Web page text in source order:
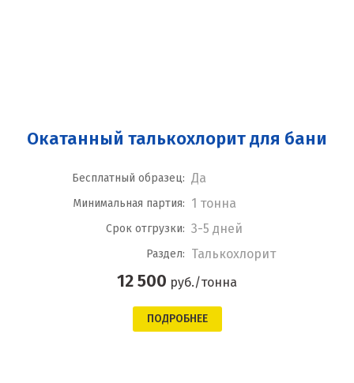
Окатанный талькохлорит для бани
Бесплатный образец: Да
Минимальная партия: 1 тонна
Срок отгрузки: 3-5 дней
Раздел: Талькохлорит
12 500 руб./тонна
ПОДРОБНЕЕ